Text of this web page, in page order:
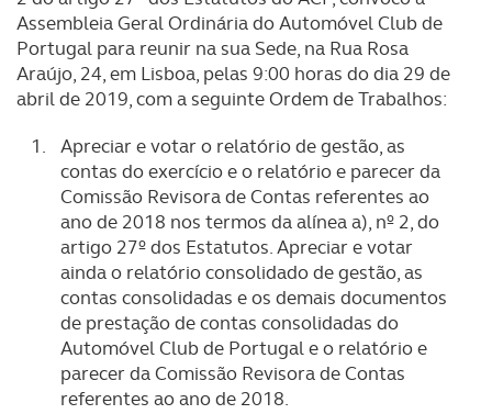
Assembleia Geral Ordinária do Automóvel Club de
Portugal para reunir na sua Sede, na Rua Rosa
Araújo, 24, em Lisboa, pelas 9:00 horas do dia 29 de
abril de 2019, com a seguinte Ordem de Trabalhos:
Apreciar e votar o relatório de gestão, as
contas do exercício e o relatório e parecer da
Comissão Revisora de Contas referentes ao
ano de 2018 nos termos da alínea a), nº 2, do
artigo 27º dos Estatutos. Apreciar e votar
ainda o relatório consolidado de gestão, as
contas consolidadas e os demais documentos
de prestação de contas consolidadas do
Automóvel Club de Portugal e o relatório e
parecer da Comissão Revisora de Contas
referentes ao ano de 2018.